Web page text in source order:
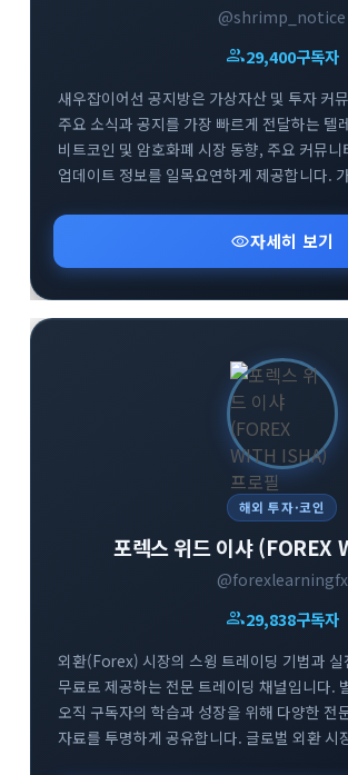
@shrimp_notice
group29,400구독자
새우잡이어선 공지방은 가상자산 및 투자 커
주요 소식과 공지를 가장 빠르게 전달하는 텔
비트코인 및 암호화폐 시장 동향, 주요 커뮤
업데이트 정보를 일목요연하게 제공합니다.
신속하게 확인하실 수 있습니다.
visibility자세히 보기
해외 투자·코인
포렉스 위드 이샤 (FOREX
@forexlearningfx
group29,838구독자
외환(Forex) 시장의 스윙 트레이딩 기법과 실
무료로 제공하는 전문 트레이딩 채널입니다.
오직 구독자의 학습과 성장을 위해 다양한 전
자료를 투명하게 공유합니다. 글로벌 외환 시